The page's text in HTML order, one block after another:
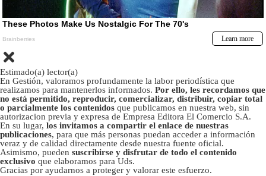
Estimado(a) lector(a)
En Gestión, valoramos profundamente la labor periodística que
realizamos para mantenerlos informados. Por ello, les recordamos que
no está permitido, reproducir, comercializar, distribuir, copiar total
o parcialmente los contenidos que publicamos en nuestra web, sin
autorizacion previa y expresa de Empresa Editora El Comercio S.A.
En su lugar, los invitamos a compartir el enlace de nuestras
publicaciones, para que más personas puedan acceder a información
veraz y de calidad directamente desde nuestra fuente oficial.
Asimismo, pueden suscribirse y disfrutar de todo el contenido
exclusivo que elaboramos para Uds.
Gracias por ayudarnos a proteger y valorar este esfuerzo.